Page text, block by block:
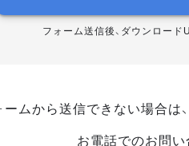
フォーム送信後、ダウンロー
ムから送信できない場合は、
お電話でのお問い